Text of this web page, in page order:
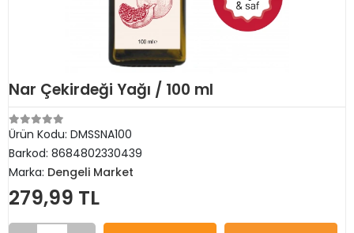
Nar Çekirdeği Yağı / 100 ml
Ürün Kodu: DMSSNA100
Barkod: 8684802330439
Marka: Dengeli Market
279,99 TL